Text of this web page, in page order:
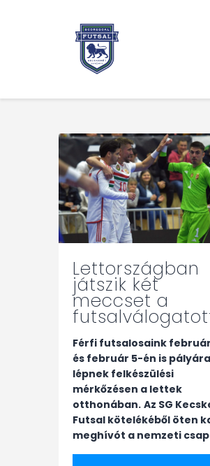
Rólunk/TAO
Eredmények, csapat
Hírek
Kapcsolat
Lettországban
játszik két
meccset a
Férfi futsalosaink
és február 5-én is pályára
lépnek felkészülési
mérkőzésen a lettek
otthonában. Az SG
Futsal kötelékéből öten
meghívót a nemzeti